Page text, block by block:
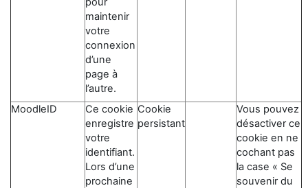
maintenir
votre
connexion
d’une
page à
l’autre.
MoodleID
Ce cookie
enregistre
votre
identifiant.
Lors d’une
prochaine
Cookie
persistant
Vous pouvez
désactiver ce
cookie en ne
cochant pas
la case « Se
souvenir du